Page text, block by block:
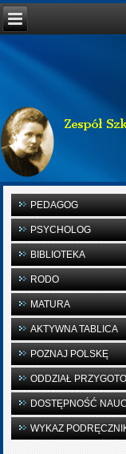
PEDAGOG
PSYCHOLOG
BIBLIOTEKA
RODO
MATURA
AKTYWNA TABLICA
POZNAJ POLSKĘ
ODDZIAŁ
DOSTĘPNOŚĆ
WYKAZ